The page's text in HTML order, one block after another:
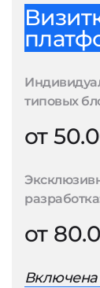
типовых
от
от
Включена